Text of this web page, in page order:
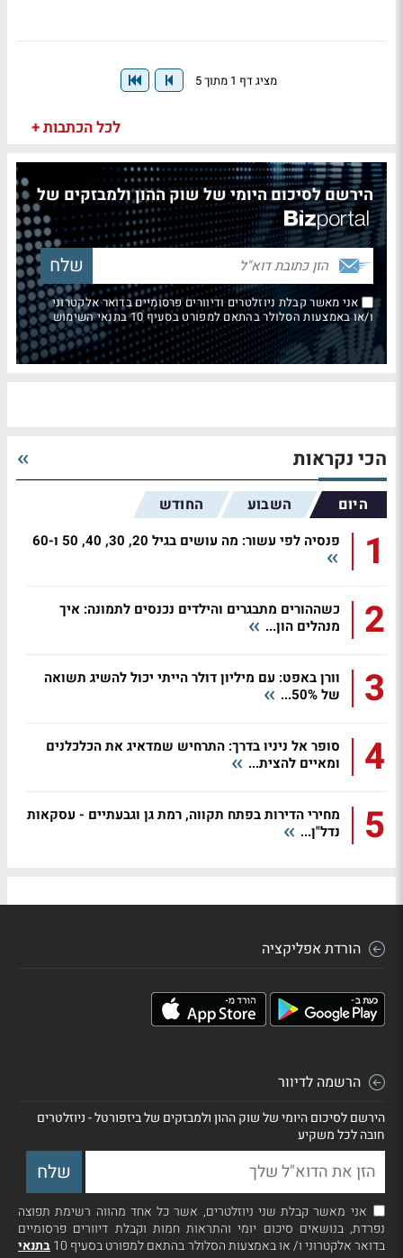
מציג דף 1 מתוך 5
לכל הכתבות +
הירשם לסיכום היומי של שוק ההון ולמבזקים של
אני מאשר קבלת ניוזלטרים ודיוורים פרסומיים בדואר אלקטרוני
ו/או באמצעות הסלולר בהתאם למפורט בסעיף 10 בתנאי השימוש
הכי נקראות
היום השבוע החודש
1 פנסיה לפי עשור: מה עושים בגיל 20, 30, 40, 50 ו-60
2
כשההורים מתבגרים והילדים נכנסים לתמונה: איך
מנהלים הון...
3
וורן באפט: עם מיליון דולר הייתי יכול להשיג תשואה
של 50%...
4
סופר אל ניניו בדרך: התרחיש שמדאיג את הכלכלנים
ומאיים להצית...
5
מחירי הדירות בפתח תקווה, רמת גן וגבעתיים - עסקאות
נדל"ן...
הורדת אפליקציה
הרשמה לדיוור
הירשם לסיכום היומי של שוק ההון ולמבזקים של ביזפורטל - ניוזלטרים
חובה לכל משקיע
אני מאשר קבלת שני ניוזלטרים, אשר כל אחד מהווה רשימת תפוצה
נפרדת, בנושאים סיכום יומי והתראות חמות וקבלת דיוורים פרסומיים
בדואר אלקטרוני ו/ או באמצעות הסלולר בהתאם למפורט בסעיף 10
בתנאי